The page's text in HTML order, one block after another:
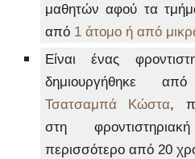
μαθητών αφού τα
από 1 άτομο ή από
Είναι ένας
δημιουργήθηκε
ΤσατσαμπάΚώστα,
στη
περισσότεροαπό 20